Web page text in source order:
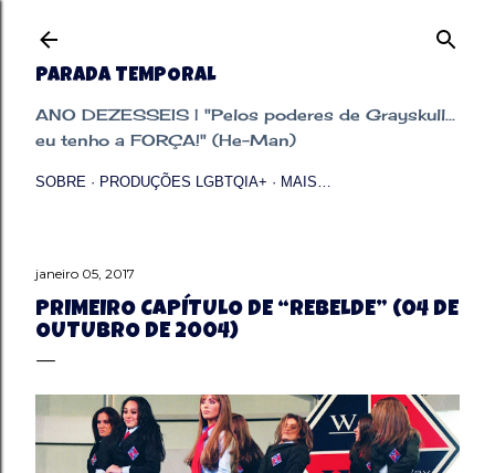
PARADA TEMPORAL
ANO DEZESSEIS | "Pelos poderes de Grayskull...
eu tenho a FORÇA!" (He-Man)
SOBRE PRODUÇÕES LGBTQIA+ MAIS…
janeiro 05, 2017
PRIMEIRO CAPÍTULO DE “REBELDE” (04 DE
OUTUBRO DE 2004)